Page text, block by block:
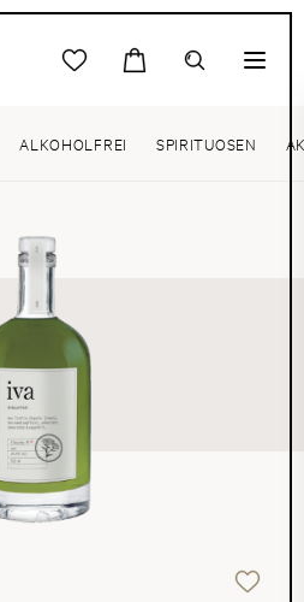
ALKOHOLFREI SPIRITUOSEN